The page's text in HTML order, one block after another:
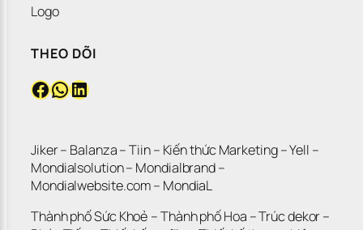
Logo
THEO DÕI
Facebook WhatsApp LinkedIn
Jiker – Balanza – Tiin – Kiến thức Marketing – Yell
Mondialsolution – Mondialbrand
Mondialwebsite.com – MondiaL
Thành phố Sức Khoẻ – Thành phố Hoa – Trúc dekor